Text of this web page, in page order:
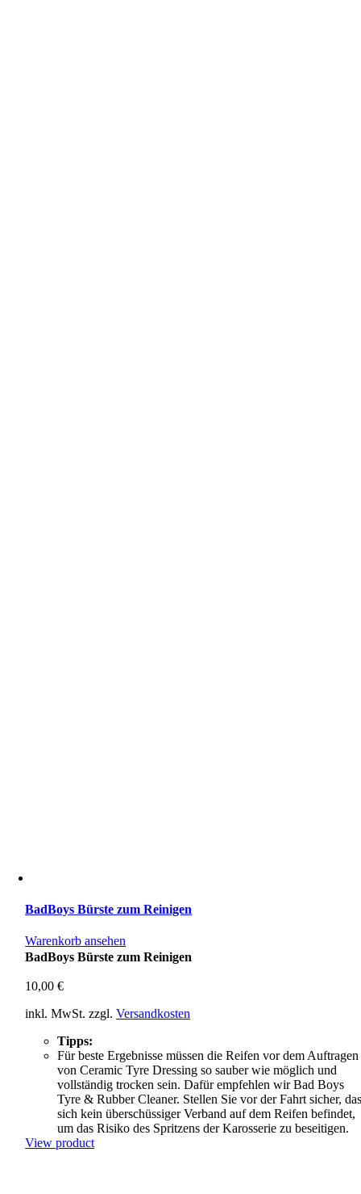
BadBoys Bürste zum Reinigen
Warenkorb ansehen
BadBoys Bürste zum Reinigen
10,00€
inkl. MwSt. zzgl.Versandkosten
Tipps:
Für beste Ergebnisse müssen die Reifen vor dem Auftragen
von Ceramic Tyre Dressing so sauber wie möglich und
vollständig trocken sein. Dafür empfehlen wir Bad Boys
Tyre & Rubber Cleaner. Stellen Sie vor der Fahrt sicher,
sich kein überschüssiger Verband auf dem Reifen befindet,
um das Risiko des Spritzens der Karosserie zu beseitigen.
View product